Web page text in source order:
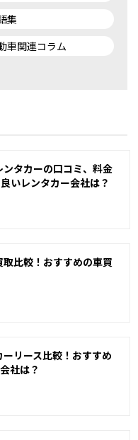
集
車関連コラム
ンタカーの口コミ、料金
いレンタカー会社は？
取比較！おすすめの車買
ーリース比較！おすすめ
社は？